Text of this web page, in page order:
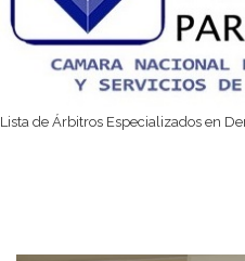
Lista de Árbitros Especializados en